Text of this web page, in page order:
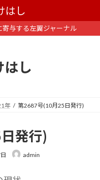
与する左翼ジャーナル
はし
年 第2687号(10月25日発行)
発行)
admin